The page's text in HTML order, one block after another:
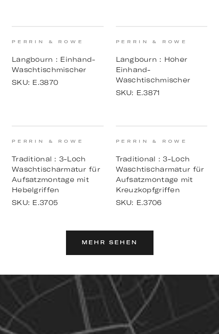
PERRIN & ROWE
Langbourn : Einhand-
Waschtischmischer
SKU: E.3870
PERRIN & ROWE
Langbourn : Hoher
Einhand-
Waschtischmischer
SKU: E.3871
PERRIN & ROWE
Traditional : 3-Loch
Waschtischarmatur für
Aufsatzmontage mit
Hebelgriffen
SKU: E.3705
PERRIN & ROWE
Traditional : 3-Loch
Waschtischarmatur für
Aufsatzmontage mit
Kreuzkopfgriffen
SKU: E.3706
MEHR SEHEN